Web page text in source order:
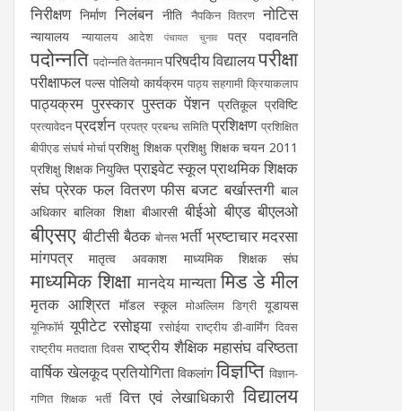
निरीक्षण निर्माण निलंबन नीति नैपकिन वितरण नोटिस
न्यायालय न्यायालय आदेश पंचायत चुनाव पत्र पदावनति
पदोन्नति पदोन्नति वेतनमानपरिषदीय विद्यालयपरीक्षा
परीक्षाफल पल्स पोलियो कार्यक्रम पाठ्य सहगामी क्रियाकलाप
पाठ्यक्रम पुरस्कार पुस्तक पेंशन प्रतिकूल प्रविष्टि
प्रत्यावेदन प्रदर्शन प्रपत्र प्रबन्ध समिति प्रशिक्षण प्रशिक्षित
बीपीएड संघर्ष मोर्चा प्रशिक्षु शिक्षक प्रशिक्षु शिक्षक चयन 2011
प्रशिक्षु शिक्षक नियुक्ति प्राइवेट स्कूलप्राथमिक शिक्षक
संघ प्रेरक फल वितरण फीस बजट बर्खास्तगी बाल
अधिकार बालिका शिक्षा बीआरसी बीईओ बीएड बीएलओ
बीएसए बीटीसी बैठक बोनस भर्ती भ्रष्टाचार मदरसा
मांगपत्र
मातृत्व अवकाश माध्यमिक शिक्षक संघ
माध्यमिक शिक्षा मानदेय मान्यता मिड डे मील
मृतक आश्रित मॉडल स्कूल मोअल्लिम डिग्री यूडायस
यूनिफॉर्म यूपीटेट रसोइया रसोईया राष्ट्रीय डी-वार्मिंग दिवस
राष्ट्रीय मतदाता दिवस राष्ट्रीय शैक्षिक महासंघ वरिष्ठता
वार्षिक खेलकूद प्रतियोगिता विकलांग विज्ञप्ति विज्ञान-
गणित शिक्षक भर्ती वित्त एवं लेखाधिकारी विद्यालय